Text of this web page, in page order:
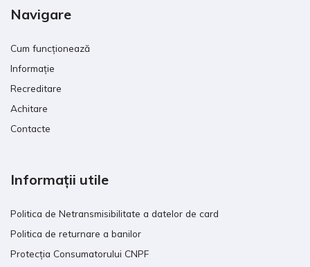
Navigare
Cum funcționează
Informație
Recreditare
Achitare
Contacte
Informații utile
Politica de Netransmisibilitate a datelor de card
Politica de returnare a banilor
Protecția Consumatorului CNPF